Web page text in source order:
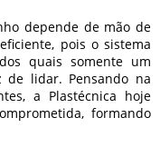
depende de mão de
pois o sistema
quais somente um
de lidar. Pensando na
a Plastécnica hoje
formando